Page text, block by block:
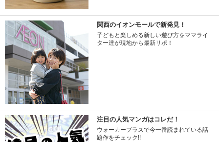
関西のイオンモールで新発見！
子どもと楽しめる新しい遊び方をママライ
ター達が現地から最新リポ！
注目の人気マンガはコレだ！
ウォーカープラスで今一番読まれている話
題作をチェック!!